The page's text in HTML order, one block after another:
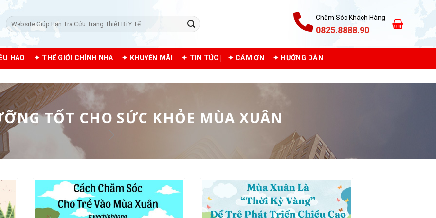
Tìm
kiếm:
Chăm Sóc Khách Hàng
0825.8888.90
HAO ✦ THẾ GIỚI CHỈNH NHA ✦ KHUYẾN MÃI ✦ TIN TỨC ✦ CẢM ƠN ✦ HƯỚNG DẪN
TỐT CHO SỨC KHỎE MÙA XUÂN